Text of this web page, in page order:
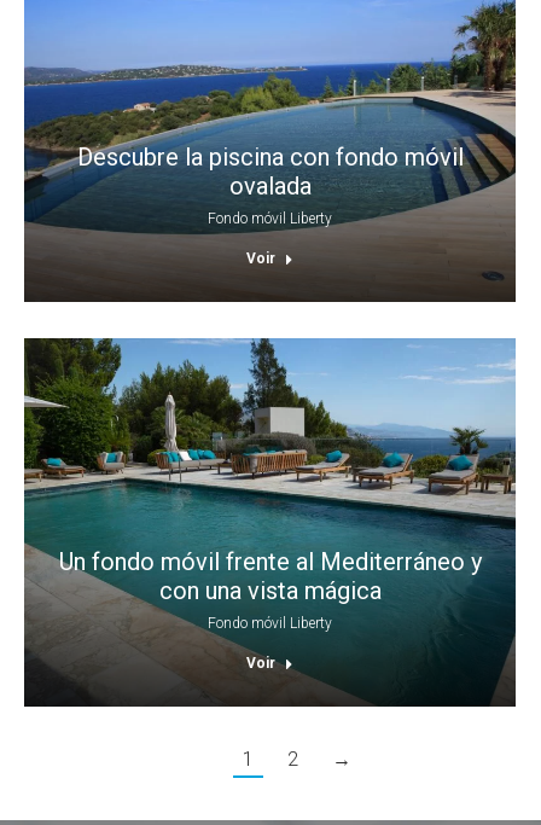
Descubre la piscina con fondo móvil
ovalada
Fondo móvil Liberty
Voir
Un fondo móvil frente al Mediterráneo y
con una vista mágica
Fondo móvil Liberty
Voir
1 2 →